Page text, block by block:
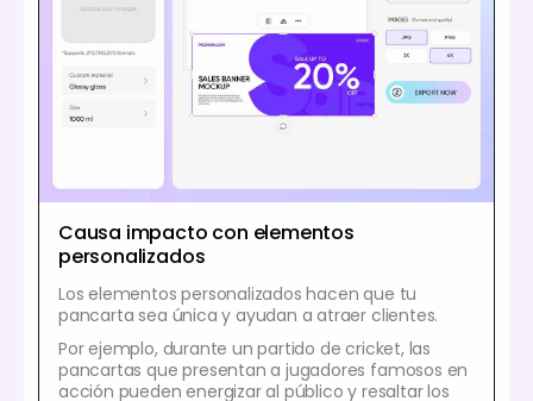
Causa impacto con elementos
personalizados
Los elementos personalizados hacen que tu
pancarta sea única y ayudan a atraer clientes.
Por ejemplo, durante un partido de cricket, las
pancartas que presentan a jugadores famosos en
acción pueden energizar al público y resaltar los